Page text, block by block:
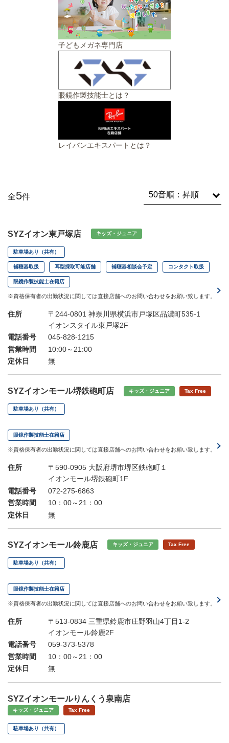
全5件
SYZイオン東戸塚店 キッズ・ジュニア
駐車場あり（共有）
補聴器取扱 耳型採取可能店舗 補聴器相談会予定 コンタクト取扱
眼鏡作製技能士在籍店
※資格保有者の出勤状況に関しては直接店舗へのお問い合わせをお願い致します。
住所
〒244-0801 神奈川県横浜市戸塚区品濃町535-1
イオンスタイル東戸塚2F
電話番号
045-828-1215
営業時間
10:00～21:00
定休日
無
SYZイオンモール堺鉄砲町店 キッズ・ジュニア Tax Free
駐車場あり（共有）
眼鏡作製技能士在籍店
※資格保有者の出勤状況に関しては直接店舗へのお問い合わせをお願い致します。
住所
〒590-0905 大阪府堺市堺区鉄砲町１
イオンモール堺鉄砲町1F
電話番号
072-275-6863
営業時間
10：00～21：00
定休日
無
SYZイオンモール鈴鹿店 キッズ・ジュニア Tax Free
駐車場あり（共有）
眼鏡作製技能士在籍店
※資格保有者の出勤状況に関しては直接店舗へのお問い合わせをお願い致します。
住所
〒513-0834 三重県鈴鹿市庄野羽山4丁目1-2
イオンモール鈴鹿2F
電話番号
059-373-5378
営業時間
10：00～21：00
定休日
無
SYZイオンモールりんくう泉南店
キッズ・ジュニア Tax Free
駐車場あり（共有）
子どもメガネ専門店
眼鏡作製技能士とは？
レイバンエキスパートとは？